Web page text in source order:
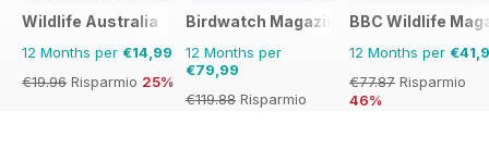
Wildlife Australia
12 Months per €14,99
€19.96 Risparmio 25%
Birdwatch Magazine
12 Months per
€79,99
€119.88 Risparmio
BBC Wildlife
12 Months per
€77.87 Risparmio
46%